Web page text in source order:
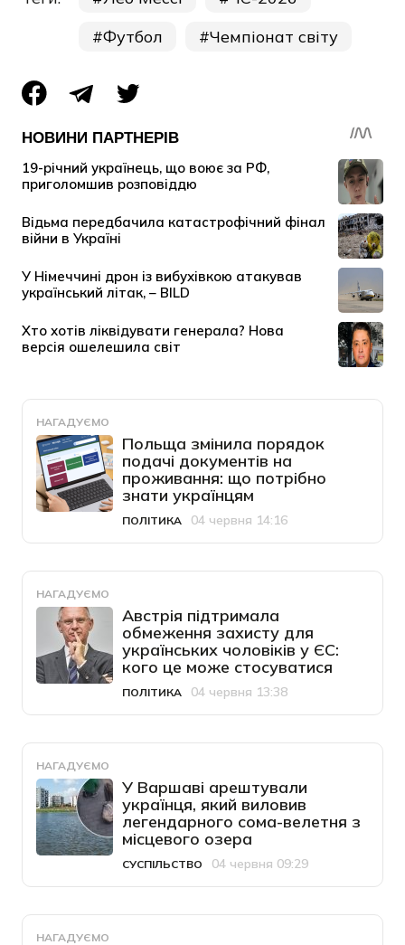
Футбол
Чемпіонат світу
НАГАДУЄМО
Польща змінила порядок
подачі документів на
проживання: що потрібно
знати українцям
Категорія
ПОЛІТИКА
Дата публікації
04 червня 14:16
НАГАДУЄМО
Австрія підтримала
обмеження захисту для
українських чоловіків у ЄС:
кого це може стосуватися
Категорія
ПОЛІТИКА
Дата публікації
04 червня 13:38
НАГАДУЄМО
У Варшаві арештували
українця, який виловив
легендарного сома-велетня з
місцевого озера
Категорія
СУСПІЛЬСТВО
Дата публікації04 червня 09:29
НАГАДУЄМО